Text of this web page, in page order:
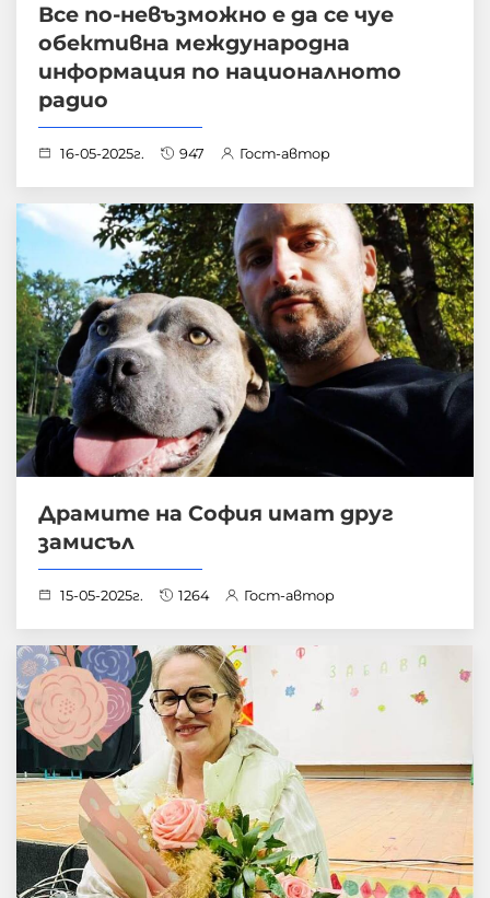
Все по-невъзможно е да се чуе
обективна международна
информация по националното
радио
16-05-2025г. 947 Гост-автор
Драмите на София имат друг
замисъл
15-05-2025г. 1264 Гост-автор